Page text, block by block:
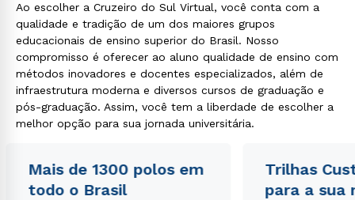
Ao escolher a Cruzeiro do Sul Virtual, você conta com a
qualidade e tradição de um dos maiores grupos
educacionais de ensino superior do Brasil. Nosso
compromisso é oferecer ao aluno qualidade de ensino com
métodos inovadores e docentes especializados, além de
infraestrutura moderna e diversos cursos de graduação e
pós-graduação. Assim, você tem a liberdade de escolher a
melhor opção para sua jornada universitária.
Mais de 1300 polos em
todo o Brasil
Trilhas
para a sua
Rápido e fácil
WhatsApp
ou